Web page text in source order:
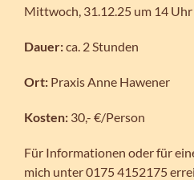
Mittwoch, 31.12.25 um 14 Uhr
Dauer:ca. 2 Stunden
Ort: Praxis Anne Hawener
Kosten:30,- €/Person
Für Informationen oder für
mich unter 0175 4152175